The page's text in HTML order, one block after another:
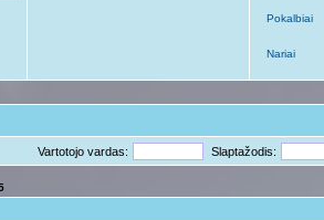
Pokalbiai
Nariai
Vartotojo vardas: Slaptažodis: